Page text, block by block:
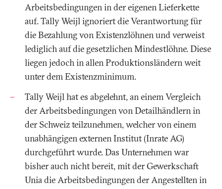
Arbeitsbedingungen in der eigenen Lieferkette
auf. Tally Weijl ignoriert die Verantwortung für
die Bezahlung von Existenzlöhnen und verweist
lediglich auf die gesetzlichen Mindestlöhne. Diese
liegen jedoch in allen Produktionsländern weit
unter dem Existenzminimum.
Tally Weijl hat es abgelehnt, an einem Vergleich
der Arbeitsbedingungen von Detailhändlern in
der Schweiz teilzunehmen, welcher von einem
unabhängigen externen Institut (Inrate AG)
durchgeführt wurde. Das Unternehmen war
bisher auch nicht bereit, mit der Gewerkschaft
Unia die Arbeitsbedingungen der Angestellten in